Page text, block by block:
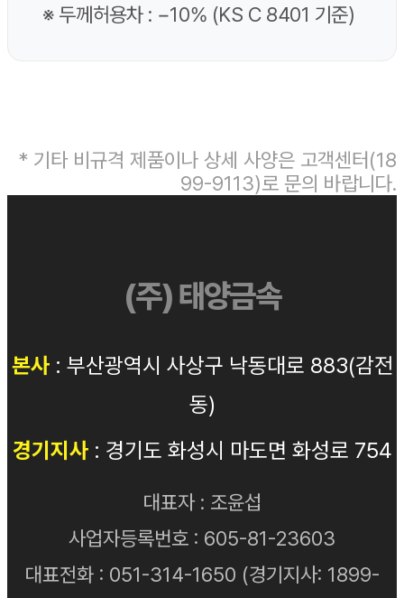
※ 두께허용차 : −10% (KS C 8401 기준)
* 기타 비규격 제품이나 상세 사양은 고객센터(18
99-9113)로 문의 바랍니다.
(주) 태양금속
본사: 부산광역시 사상구 낙동대로 883(감전
동)
경기지사: 경기도 화성시 마도면 화성로 754
대표자 : 조윤섭
사업자등록번호 : 605-81-23603
대표전화 : 051-314-1650 (경기지사: 1899-